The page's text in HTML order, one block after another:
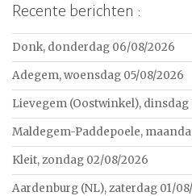
Recente berichten :
Donk, donderdag 06/08/2026
Adegem, woensdag 05/08/2026
Lievegem (Oostwinkel), dinsdag
Maldegem-Paddepoele,
Kleit, zondag 02/08/2026
Aardenburg (NL), zaterdag 01/